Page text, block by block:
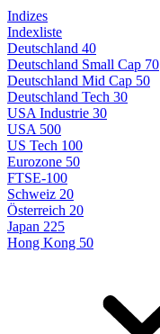
Indizes
Indexliste
Deutschland 40
Deutschland Small Cap 70
Deutschland Mid Cap 50
Deutschland Tech 30
USA Industrie 30
USA 500
US Tech 100
Eurozone 50
FTSE-100
Schweiz 20
Österreich 20
Japan 225
Hong Kong 50